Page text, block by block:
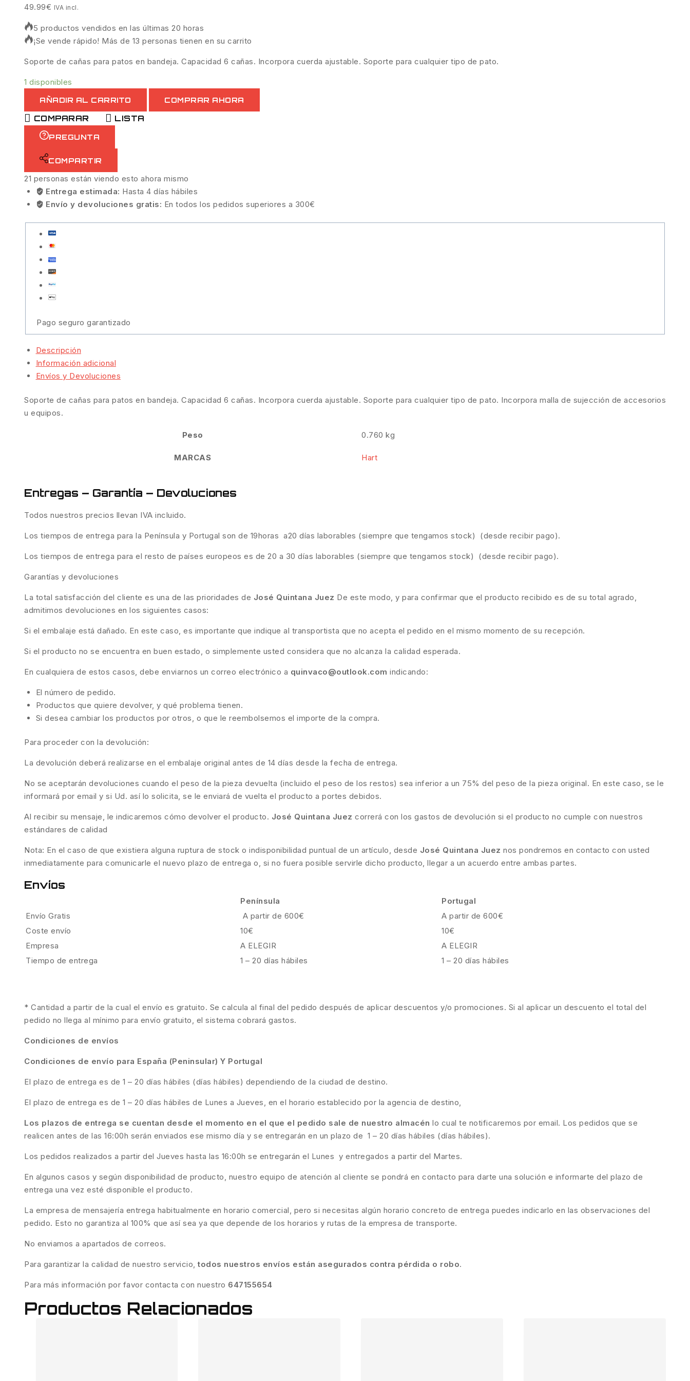
49.99€ IVA incl.
5 productos vendidos en las últimas 20 horas
¡Se vende rápido! Más de 13 personas tienen en su carrito
Soporte de cañas para patos en bandeja. Capacidad 6 cañas. Incorpora cuerda ajustable. Soporte para cualquier tipo de pato.
1 disponibles
AÑADIR AL CARRITO COMPRAR AHORA
COMPARAR LISTA
PREGUNTA
COMPARTIR
21 personas están viendo esto ahora mismo
Entrega estimada: Hasta 4 días hábiles
Envío y devoluciones gratis: En todos los pedidos superiores a 300€
Pago seguro garantizado
Descripción
Información adicional
Envíos y Devoluciones
Soporte de cañas para patos en bandeja. Capacidad 6 cañas. Incorpora cuerda ajustable. Soporte para cualquier tipo de pato. Incorpora malla de sujección de accesorios
u equipos.
Peso 0.760 kg
MARCAS Hart
Entregas – Garantía – Devoluciones
Todos nuestros precios llevan IVA incluido.
Los tiempos de entrega para la Península y Portugal son de 19horas a20 días laborables (siempre que tengamos stock) (desde recibir pago).
Los tiempos de entrega para el resto de países europeos es de 20 a 30 días laborables (siempre que tengamos stock) (desde recibir pago).
Garantías y devoluciones
La total satisfacción del cliente es una de las prioridades de José Quintana Juez De este modo, y para confirmar que el producto recibido es de su total agrado,
admitimos devoluciones en los siguientes casos:
Si el embalaje está dañado. En este caso, es importante que indique al transportista que no acepta el pedido en el mismo momento de su recepción.
Si el producto no se encuentra en buen estado, o simplemente usted considera que no alcanza la calidad esperada.
En cualquiera de estos casos, debe enviarnos un correo electrónico a quinvaco@outlook.com indicando:
El número de pedido.
Productos que quiere devolver, y qué problema tienen.
Si desea cambiar los productos por otros, o que le reembolsemos el importe de la compra.
Para proceder con la devolución:
La devolución deberá realizarse en el embalaje original antes de 14 días desde la fecha de entrega.
No se aceptarán devoluciones cuando el peso de la pieza devuelta (incluido el peso de los restos) sea inferior a un 75% del peso de la pieza original. En este caso, se le
informará por email y si Ud. así lo solicita, se le enviará de vuelta el producto a portes debidos.
Al recibir su mensaje, le indicaremos cómo devolver el producto. José Quintana Juez correrá con los gastos de devolución si el producto no cumple con nuestros
estándares de calidad
Nota: En el caso de que existiera alguna ruptura de stock o indisponibilidad puntual de un artículo, desde José Quintana Juez nos pondremos en contacto con usted
inmediatamente para comunicarle el nuevo plazo de entrega o, si no fuera posible servirle dicho producto, llegar a un acuerdo entre ambas partes.
Envíos
Península
Portugal
Envío Gratis
A partir de 600€
A partir de 600€
Coste envío
10€
10€
Empresa
A ELEGIR
A ELEGIR
Tiempo de entrega
1 – 20 días hábiles 1 – 20 días hábiles
* Cantidad a partir de la cual el envío es gratuito. Se calcula al final del pedido después de aplicar descuentos y/o promociones. Si al aplicar un descuento el total del
pedido no llega al mínimo para envío gratuito, el sistema cobrará gastos.
Condiciones de envíos
Condiciones de envío para España (Peninsular) Y Portugal
El plazo de entrega es de 1 – 20 días hábiles (días hábiles) dependiendo de la ciudad de destino.
El plazo de entrega es de 1 – 20 días hábiles de Lunes a Jueves, en el horario establecido por la agencia de destino,
Los plazos de entrega se cuentan desde el momento en el que el pedido sale de nuestro almacén lo cual te notificaremos por email. Los pedidos que se
realicen antes de las 16:00h serán enviados ese mismo día y se entregarán en un plazo de 1 – 20 días hábiles (días hábiles).
Los pedidos realizados a partir del Jueves hasta las 16:00h se entregarán el Lunes y entregados a partir del Martes.
En algunos casos y según disponibilidad de producto, nuestro equipo de atención al cliente se pondrá en contacto para darte una solución e informarte del plazo de
entrega una vez esté disponible el producto.
La empresa de mensajería entrega habitualmente en horario comercial, pero si necesitas algún horario concreto de entrega puedes indicarlo en las observaciones del
pedido. Esto no garantiza al 100% que así sea ya que depende de los horarios y rutas de la empresa de transporte.
No enviamos a apartados de correos.
Para garantizar la calidad de nuestro servicio,todos nuestros envíos están asegurados contra pérdida o robo.
Para más información por favor contacta con nuestro 647155654
Productos Relacionados